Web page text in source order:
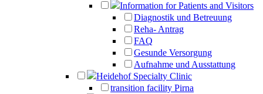
Information for Patients and Visitors
Diagnostik und Betreuung
Reha- Antrag
FAQ
Gesunde Versorgung
Aufnahme und Ausstattung
Heidehof Specialty Clinic
transition facility Pirna